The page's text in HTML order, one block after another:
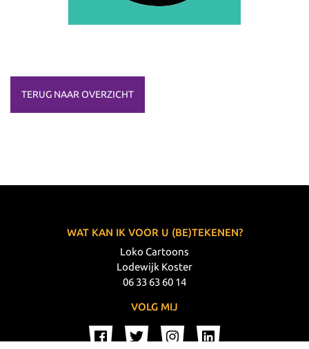
TERUG NAAR OVERZICHT
WAT KAN IK VOOR U (BE)TEKENEN?
Loko Cartoons
Lodewijk Koster
06 33 63 60 14
VOLG MIJ